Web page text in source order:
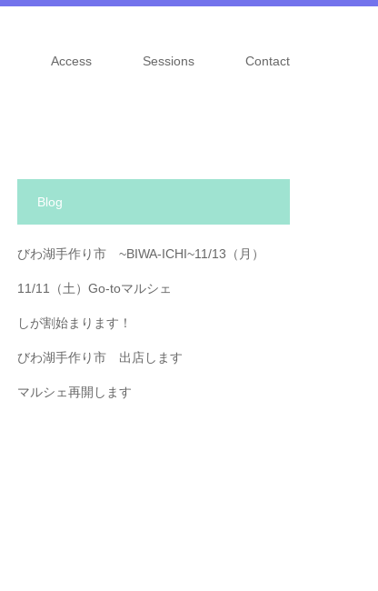
Access Sessions Contact
Blog
びわ湖手作り市 ~BIWA-ICHI~11/13（月）
11/11（土）Go-toマルシェ
しが割始まります！
びわ湖手作り市 出店します
マルシェ再開します